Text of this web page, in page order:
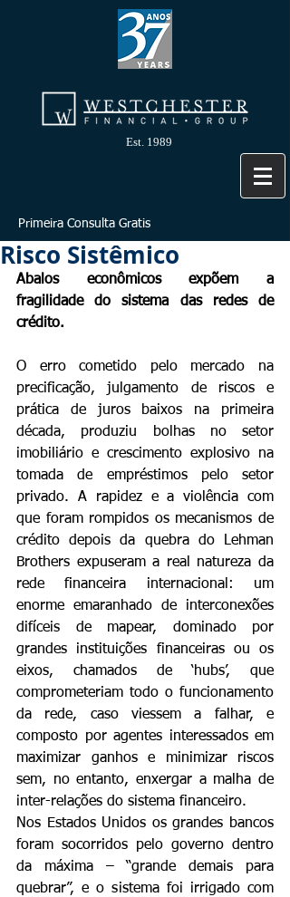
Est. 1989
Primeira Consulta Gratis
Risco Sistêmico
Abalos econômicos expõem a
fragilidade do sistema das redes de
crédito.
O erro cometido pelo mercado na
precificação, julgamento de riscos e
prática de juros baixos na primeira
década, produziu bolhas no setor
imobiliário e crescimento explosivo na
tomada de empréstimos pelo setor
privado. A rapidez e a violência com
que foram rompidos os mecanismos de
crédito depois da quebra do Lehman
Brothers expuseram a real natureza da
rede financeira internacional: um
enorme emaranhado de interconexões
difíceis de mapear, dominado por
grandes instituições financeiras ou os
eixos, chamados de ‘hubs’, que
comprometeriam todo o funcionamento
da rede, caso viessem a falhar, e
composto por agentes interessados em
maximizar ganhos e minimizar riscos
sem, no entanto, enxergar a malha de
inter-relações do sistema financeiro.
Nos Estados Unidos os grandes bancos
foram socorridos pelo governo dentro
da máxima – “grande demais para
quebrar”, e o sistema foi irrigado com